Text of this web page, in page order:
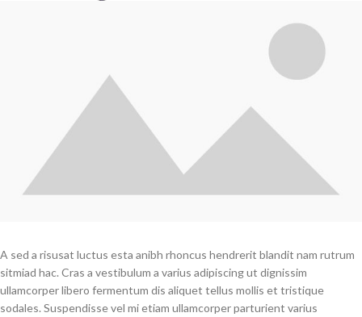
A sed a risusat luctus esta anibh rhoncus hendrerit blandit nam rutrum
sitmiad hac. Cras a vestibulum a varius adipiscing ut dignissim
ullamcorper libero fermentum dis aliquet tellus mollis et tristique
sodales. Suspendisse vel mi etiam ullamcorper parturient varius